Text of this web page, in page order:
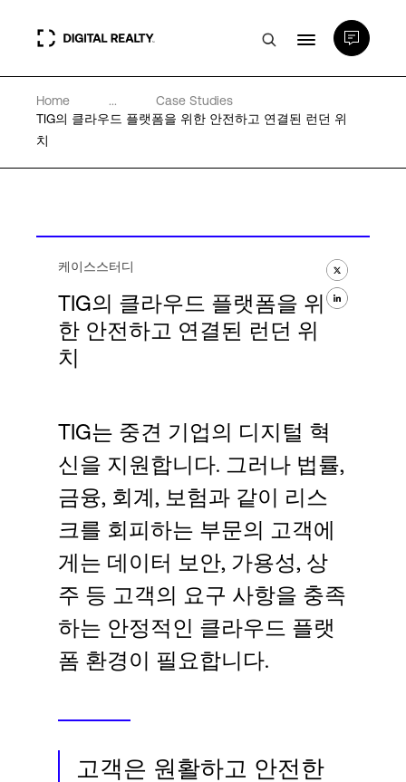
데이터 센터
PlatformDIGITAL®
전문성 및 리소스
소개
로그인
Home ...
Case Studies
TIG의 클라우드 플랫폼을 위한 안전하고 연결된 런던 위
치
케이스스터디
TIG의 클라우드 플랫폼을 위
한 안전하고 연결된 런던 위
치
TIG는 중견 기업의 디지털 혁
신을 지원합니다. 그러나 법률,
금융, 회계, 보험과 같이 리스
크를 회피하는 부문의 고객에
게는 데이터 보안, 가용성, 상
주 등 고객의 요구 사항을 충족
하는 안정적인 클라우드 플랫
폼 환경이 필요합니다.
고객은 원활하고 안전한